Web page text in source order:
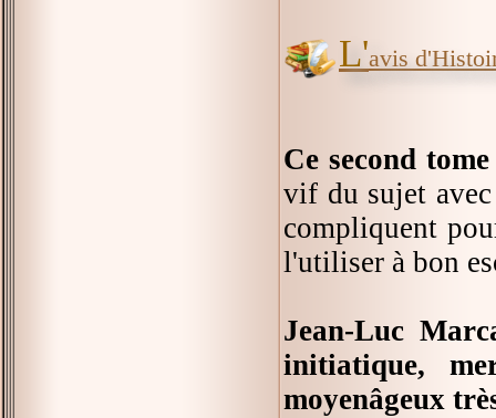
L'avis
Ce second
vif du sujet avec
compliquent
l'utiliser à bon
Jean-Luc
initiatique,
moyenâgeux